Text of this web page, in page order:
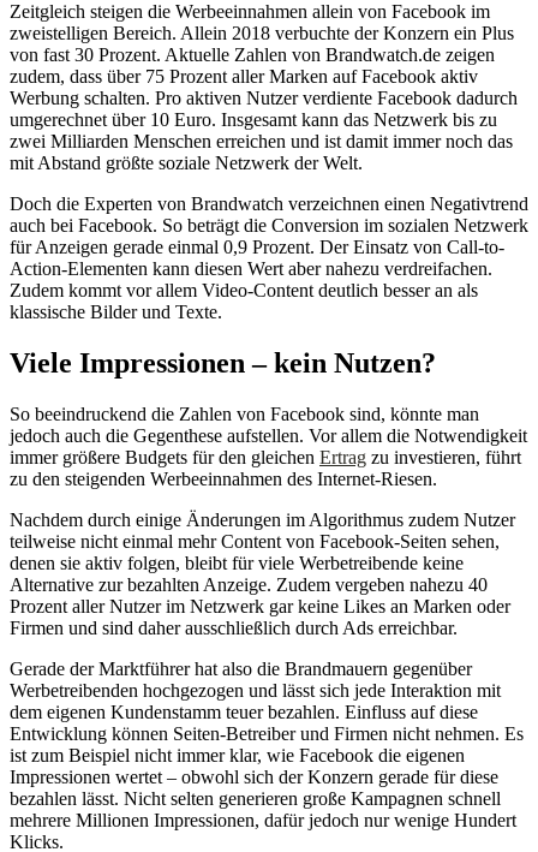
Zeitgleich steigen die Werbeeinnahmen allein von Facebook im
zweistelligen Bereich. Allein 2018 verbuchte der Konzern ein Plus
von fast 30 Prozent. Aktuelle Zahlen von Brandwatch.de zeigen
zudem, dass über 75 Prozent aller Marken auf Facebook aktiv
Werbung schalten. Pro aktiven Nutzer verdiente Facebook dadurch
umgerechnet über 10 Euro. Insgesamt kann das Netzwerk bis zu
zwei Milliarden Menschen erreichen und ist damit immer noch das
mit Abstand größte soziale Netzwerk der Welt.
Doch die Experten von Brandwatch verzeichnen einen Negativtrend
auch bei Facebook. So beträgt die Conversion im sozialen Netzwerk
für Anzeigen gerade einmal 0,9 Prozent. Der Einsatz von Call-to-
Action-Elementen kann diesen Wert aber nahezu verdreifachen.
Zudem kommt vor allem Video-Content deutlich besser an als
klassische Bilder und Texte.
Viele Impressionen – kein Nutzen?
So beeindruckend die Zahlen von Facebook sind, könnte man
jedoch auch die Gegenthese aufstellen. Vor allem die Notwendigkeit
immer größere Budgets für den gleichen Ertrag zu investieren, führt
zu den steigenden Werbeeinnahmen des Internet-Riesen.
Nachdem durch einige Änderungen im Algorithmus zudem Nutzer
teilweise nicht einmal mehr Content von Facebook-Seiten sehen,
denen sie aktiv folgen, bleibt für viele Werbetreibende keine
Alternative zur bezahlten Anzeige. Zudem vergeben nahezu 40
Prozent aller Nutzer im Netzwerk gar keine Likes an Marken oder
Firmen und sind daher ausschließlich durch Ads erreichbar.
Gerade der Marktführer hat also die Brandmauern gegenüber
Werbetreibenden hochgezogen und lässt sich jede Interaktion mit
dem eigenen Kundenstamm teuer bezahlen. Einfluss auf diese
Entwicklung können Seiten-Betreiber und Firmen nicht nehmen. Es
ist zum Beispiel nicht immer klar, wie Facebook die eigenen
Impressionen wertet – obwohl sich der Konzern gerade für diese
bezahlen lässt. Nicht selten generieren große Kampagnen schnell
mehrere Millionen Impressionen, dafür jedoch nur wenige Hundert
Klicks.